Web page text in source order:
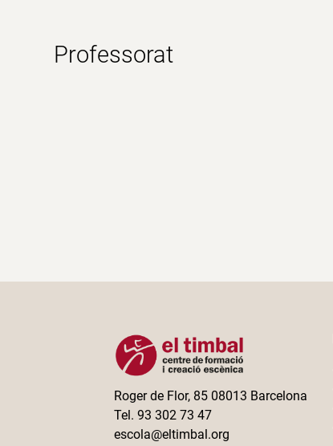
Professorat
Roger de Flor, 85 08013 Barcelona
Tel. 93 302 73 47
escola@eltimbal.org